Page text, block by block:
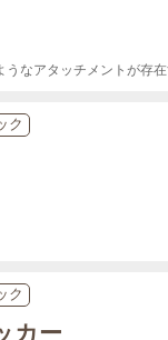
うなアタッチメントが存
ク
ク
カー